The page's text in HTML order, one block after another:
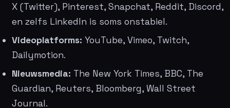
X (Twitter), Pinterest, Snapchat, Reddit, Discord,
en zelfs LinkedIn is soms onstabiel.
Videoplatforms: YouTube, Vimeo, Twitch,
Dailymotion.
Nieuwsmedia: The New York Times, BBC, The
Guardian, Reuters, Bloomberg, Wall Street
Journal.